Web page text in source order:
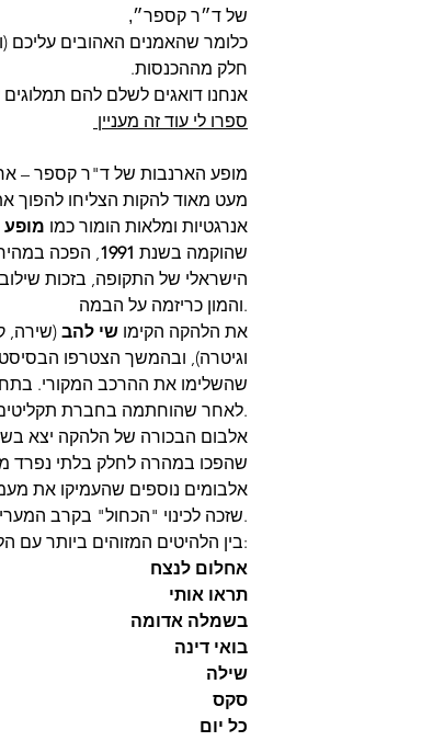
של ד״ר קספר״,
כלומר שהאמנים האהובים עליכם
חלק מההכנסות.
אנחנו דואגים לשלם להם
ספרו לי עוד זה מעניין
מופע הארנבות של ד"ר קספר –
אנרגטיות ומלאות הומור כמו
שהוקמה בשנת 1991, הפכה
הישראלי של התקופה, בזכות
והמון כריזמה על הבמה.
את הלהקה הקימו שי להב (שירה,
וגיטרה), ובהמשך הצטרפו הבסיסט
שהשלימו את ההרכב המקורי.
לאחר שהוחתמה בחברת תקליטים הורחב ההרכב ללהקה מלאה.
אלבום הבכורה של הלהקה יצא
שהפכו במהרה לחלק בלתי נפרד
אלבומים נוספים שהעמיקו את
שזכה לכינוי "הכחול" בקרב המעריצים.
בין הלהיטים המזוהים ביותר עם הלהקה אפשר למצוא את:
אחלום לנצח
תראו אותי
בשמלה אדומה
בואי דינה
שילה
סקס
כל יום